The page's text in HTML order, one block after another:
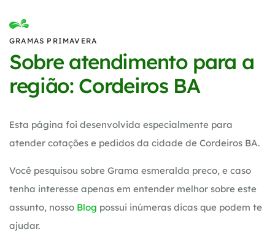
GRAMAS PRIMAVERA
Sobre atendimento para a
região: Cordeiros BA
Esta página foi desenvolvida especialmente para
atender cotações e pedidos da cidade de Cordeiros BA.
Você pesquisou sobre Grama esmeralda preco, e caso
tenha interesse apenas em entender melhor sobre este
assunto, nosso Blog possui inúmeras dicas que podem te
ajudar.